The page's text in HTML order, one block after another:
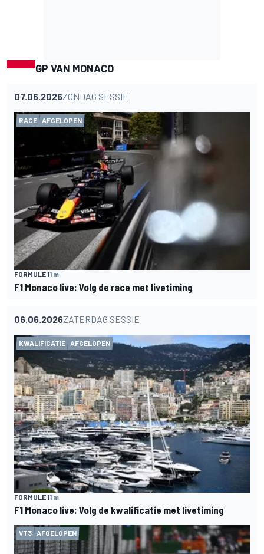
GP VAN MONACO
07.06.2026ZONDAG SESSIE
RACE AFGELOPEN
FORMULE 11 m
F1 Monaco live: Volg de race met livetiming
06.06.2026ZATERDAG SESSIE
KWALIFICATIE AFGELOPEN
FORMULE 11 m
F1 Monaco live: Volg de kwalificatie met livetiming
VT3 AFGELOPEN